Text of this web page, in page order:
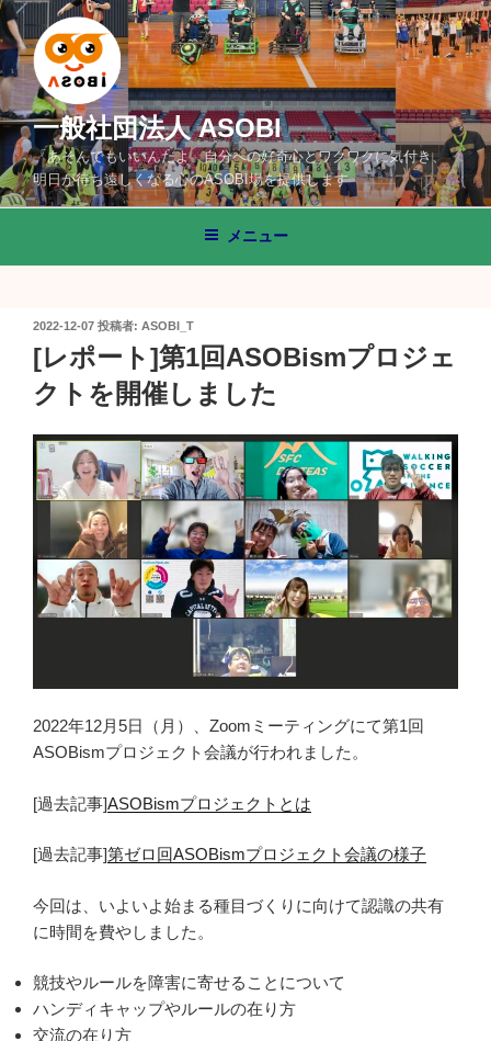
コ
ン
ン
ツ
へ
ス
キ
一般社団法人 ASOBI
「あそんでもいいんだよ」自分への好奇心とワクワクに気付き、
明日が待ち遠しくなる心のASOBI場を提供します
メニュー
投
日:
2022-12-07 投稿者: ASOBI_T
[レポート]第1回ASOBismプロジェ
クトを開催しました
2022年12月5日（月）、Zoomミーティングにて第1回
ASOBismプロジェクト会議が行われました。
[過去記事]ASOBismプロジェクトとは
[過去記事]第ゼロ回ASOBismプロジェクト会議の様子
今回は、いよいよ始まる種目づくりに向けて認識の共有
に時間を費やしました。
競技やルールを障害に寄せることについて
ハンディキャップやルールの在り方
交流の在り方